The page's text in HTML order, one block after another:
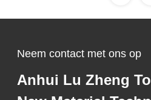
Neem contact met ons op
Anhui Lu Zheng